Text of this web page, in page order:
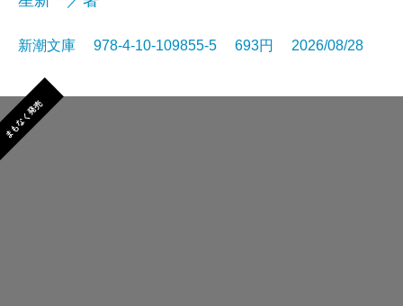
新潮文庫 978-4-10-109855-5 693円 2026/08/28
まもなく発売